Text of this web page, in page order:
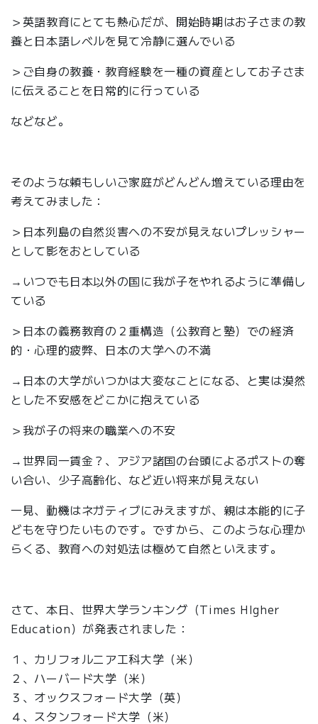
＞英語教育にとても熱心だが、開始時期はお子さまの教
養と日本語レベルを見て冷静に選んでいる
＞ご自身の教養・教育経験を一種の資産としてお子さま
に伝えることを日常的に行っている
などなど。
そのような頼もしいご家庭がどんどん増えている理由を
考えてみました：
＞日本列島の自然災害への不安が見えないプレッシャー
として影をおとしている
→いつでも日本以外の国に我が子をやれるように準備し
ている
＞日本の義務教育の２重構造（公教育と塾）での経済
的・心理的疲弊、日本の大学への不満
→日本の大学がいつかは大変なことになる、と実は漠然
とした不安感をどこかに抱えている
＞我が子の将来の職業への不安
→世界同一賃金？、アジア諸国の台頭によるポストの奪
い合い、少子高齢化、など近い将来が見えない
一見、動機はネガティブにみえますが、親は本能的に子
どもを守りたいものです。ですから、このような心理か
らくる、教育への対処法は極めて自然といえます。
さて、本日、世界大学ランキング（Times HIgher
Education）が発表されました：
１、カリフォルニア工科大学（米）
２、ハーバード大学（米）
３、オックスフォード大学（英）
４、スタンフォード大学（米）